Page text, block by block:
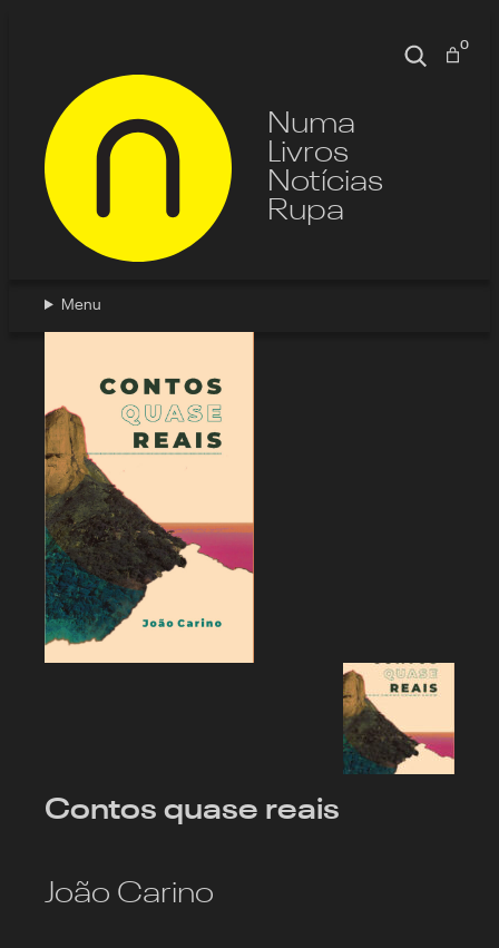
conteúdo
Pesquisa0
Numa
Livros
Notícias
Rupa
Menu
Contos quase reais
João Carino